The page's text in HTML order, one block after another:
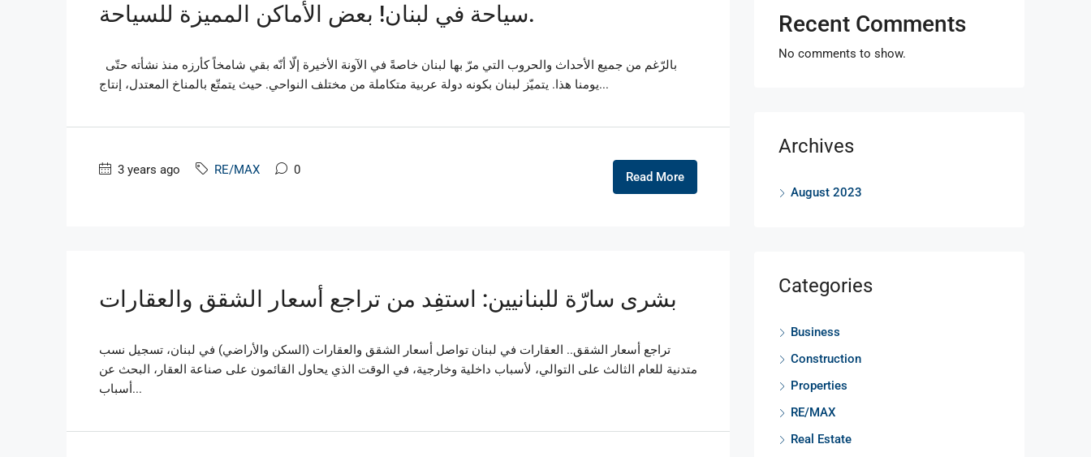
سياحة في لبنان! بعض الأماكن المميزة للسياحة.
يومنا هذا. يتميّز لبنان بكونه دولة عربية متكاملة من مختلف النواحي. حيث يتمتّع بالمناخ المعتدل، إنتاج...
3 years ago RE/MAX 0 Read More
بشرى سارّة للبنانيين: استفِد من تراجع أسعار الشقق والعقارات
تراجع أسعار الشقق.. العقارات في لبنان تواصل أسعار الشقق والعقارات (السكن والأراضي) في لبنان، تسجيل نسب
متدنية للعام الثالث على التوالي، لأسباب داخلية وخارجية، في الوقت الذي يحاول القائمون على صناعة العقار، البحث عن
أسباب...
Recent Comments
No comments to show.
Archives
August 2023
Categories
Business
Construction
Properties
RE/MAX
Real Estate